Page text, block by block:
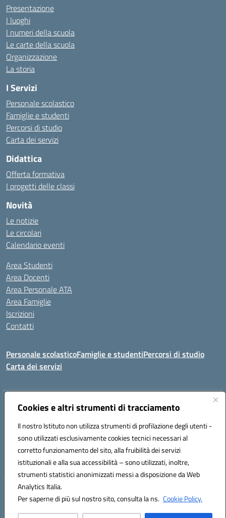
Cookies e altri strumenti di tracciamento
Il nostro Istituto non utilizza strumenti di profilazione degli utenti -
sono utilizzati esclusivamente cookies tecnici necessari al
corretto funzionamento del sito, alla fruibilità dei servizi
istituzionali e alla sua accessibilità – sono utilizzati, inoltre,
strumenti statistici anonimizzati messi a disposizione da Web
Analytics Italia.
Per saperne di più sul nostro sito, consulta la ns. Cookie Policy.
Presentazione
I luoghi
I numeri della scuola
Le carte della scuola
Organizzazione
La storia
I Servizi
Personale scolastico
Famiglie e studenti
Percorsi di studio
Carta dei servizi
Didattica
Offerta formativa
I progetti delle classi
Novità
Le notizie
Le circolari
Calendario eventi
Area Studenti
Area Docenti
Area Personale ATA
Area Famiglie
Iscrizioni
Contatti
Personale scolasticoFamiglie e studentiPercorsi di studio
Carta dei servizi
Indirizzo:Via Medaglie d'Oro, 27 – 81100 Caserta
Posta elettronica certificata (PEC):CEIC8BB00X@pec.istruzione.it
Codice fiscale: 93117030614
Codice meccanografico: CEIC8BB00X
Hosting & Powered by 3D Solution S.r.l.
Concept & Design by Designers Italia